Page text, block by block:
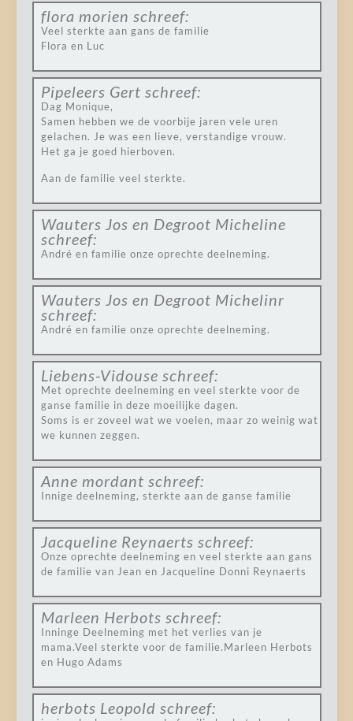
flora morien schreef:
Veel sterkte aan gans de familie
Flora en Luc
Pipeleers Gert schreef:
Dag Monique,
Samen hebben we de voorbije jaren vele uren
gelachen. Je was een lieve, verstandige vrouw.
Het ga je goed hierboven.
Aan de familie veel sterkte.
Wauters Jos en Degroot Micheline
schreef:
André en familie onze oprechte deelneming.
Wauters Jos en Degroot Michelinr
schreef:
André en familie onze oprechte deelneming.
Liebens-Vidouse schreef:
Met oprechte deelneming en veel sterkte voor de
ganse familie in deze moeilijke dagen.
Soms is er zoveel wat we voelen, maar zo weinig wat
we kunnen zeggen.
Anne mordant schreef:
Innige deelneming, sterkte aan de ganse familie
Jacqueline Reynaerts schreef:
Onze oprechte deelneming en veel sterkte aan gans
de familie van Jean en Jacqueline Donni Reynaerts
Marleen Herbots schreef:
Inninge Deelneming met het verlies van je
mama.Veel sterkte voor de familie.Marleen Herbots
en Hugo Adams
herbots Leopold schreef: